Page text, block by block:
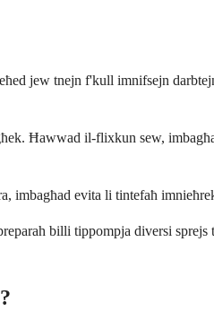
jew tnejn f'kull imnifsejn
Ħawwad il-flixkun sew,
evita li tintefaħ
billi tippompja diversi